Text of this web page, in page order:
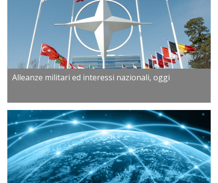
Alleanze militari ed interessi nazionali, oggi